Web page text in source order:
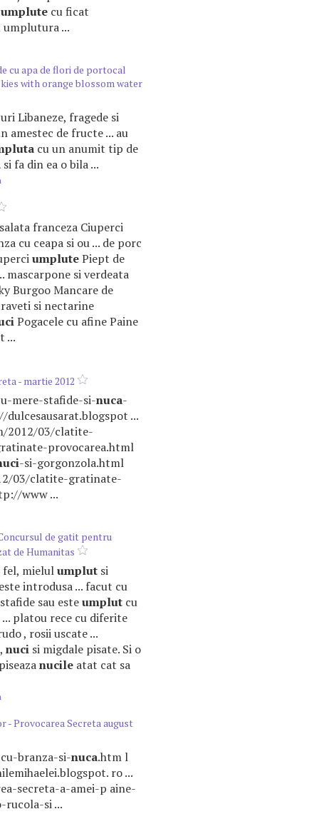
umplute cu ficat
...
cu apa de flori de portocal
with orange blossom water
Libaneze, fragede si
amestec de fructe ... au
cu un anumit tip de
si fa din ea o bila ...
franceza Ciuperci
cu ceapa si ou ... de porc
umplutePiept de
mascarpone si verdeata
Burgoo Mancare de
si nectarine
Pogacele cu afine Paine
...
- martie 2012
mere-stafide-si-nuca-
...
2012/03/clatite-
provocarea.html
-si-gorgonzola.html
03/clatite-gratinate-
www ...
de gatit pentru
de Humanitas
fel, mielulumplut si
introdusa ... facut cu
sau esteumplut cu
platou rece cu diferite
, rosii uscate ...
nuci si migdale pisate. Si o
nucile atat cat sa
- Provocarea Secreta august
branza-si-nuca.htm l
ro ...
secreta-a-amei-p aine-
si ...